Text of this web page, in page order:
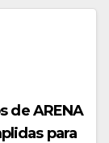
de ARENA
para